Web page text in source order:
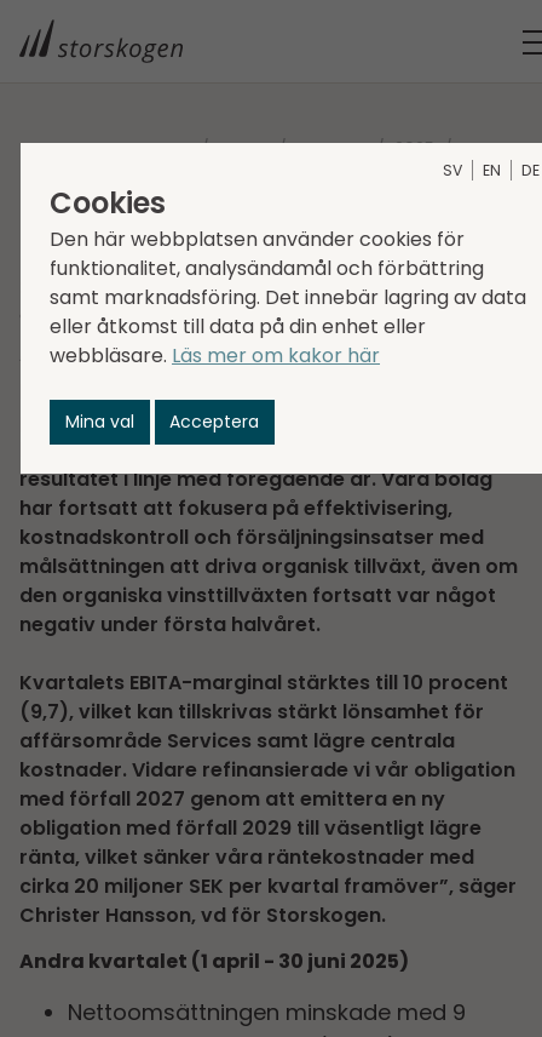
STORSKOGEN MEDIA NYHETER
2025
Delårs­rapport Q2 2025
2025-08-12 Regulatorisk information
Corporate news
”Det första halvåret präglades av
påverkade halvårsresultatet genom valuta- och
kortsiktiga tulleffekter. Justerat för dessa var
resultatet i linje med föregående år. Våra bolag
har fortsatt att fokusera på effektivisering,
kostnadskontroll och försäljningsinsatser med
målsättningen att driva organisk tillväxt, även om
den organiska vinsttillväxten fortsatt var något
negativ under första halvåret.
Kvartalets EBITA-marginal stärktes till 10 procent
(9,7), vilket kan tillskrivas stärkt lönsamhet för
affärsområde Services samt lägre centrala
kostnader. Vidare refinansierade vi vår obligation
med förfall 2027 genom att emittera en ny
obligation med förfall 2029 till väsentligt lägre
ränta, vilket sänker våra räntekostnader med
cirka 20 miljoner SEK per kvartal framöver”, säger
Christer Hansson, vd för Storskogen.
Andra kvartalet (1 april - 30 juni 2025)
Nettoomsättningen minskade med 9
SV EN DE
Cookies
Den här webbplatsen använder cookies för
funktionalitet, analysändamål och förbättring
samt marknadsföring. Det innebär lagring av data
eller åtkomst till data på din enhet eller
webbläsare. Läs mer om kakor här
Mina val Acceptera